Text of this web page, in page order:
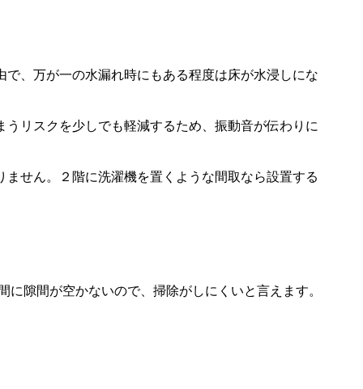
、万が一の水漏れ時にもある程度は床が水浸しにな
リスクを少しでも軽減するため、振動音が伝わりに
せん。２階に洗濯機を置くような間取なら設置する
隙間が空かないので、掃除がしにくいと言えます。